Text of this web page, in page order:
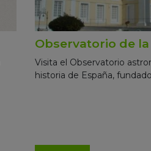
Observatorio de
Visita el Observatorio
historia de España,